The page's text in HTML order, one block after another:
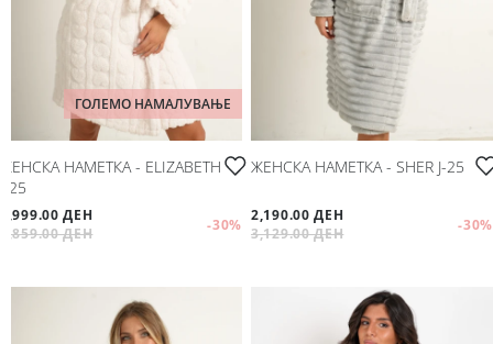
ГОЛЕМО НАМАЛУВАЊЕ
ЖЕНСКА НАМЕТКА - ELIZABETH
Ј-25
1,999.00 ДЕН
2,859.00 ДЕН
-30%
ЖЕНСКА НАМЕТКА - SHER Ј-25
2,190.00 ДЕН
3,129.00 ДЕН
-30%